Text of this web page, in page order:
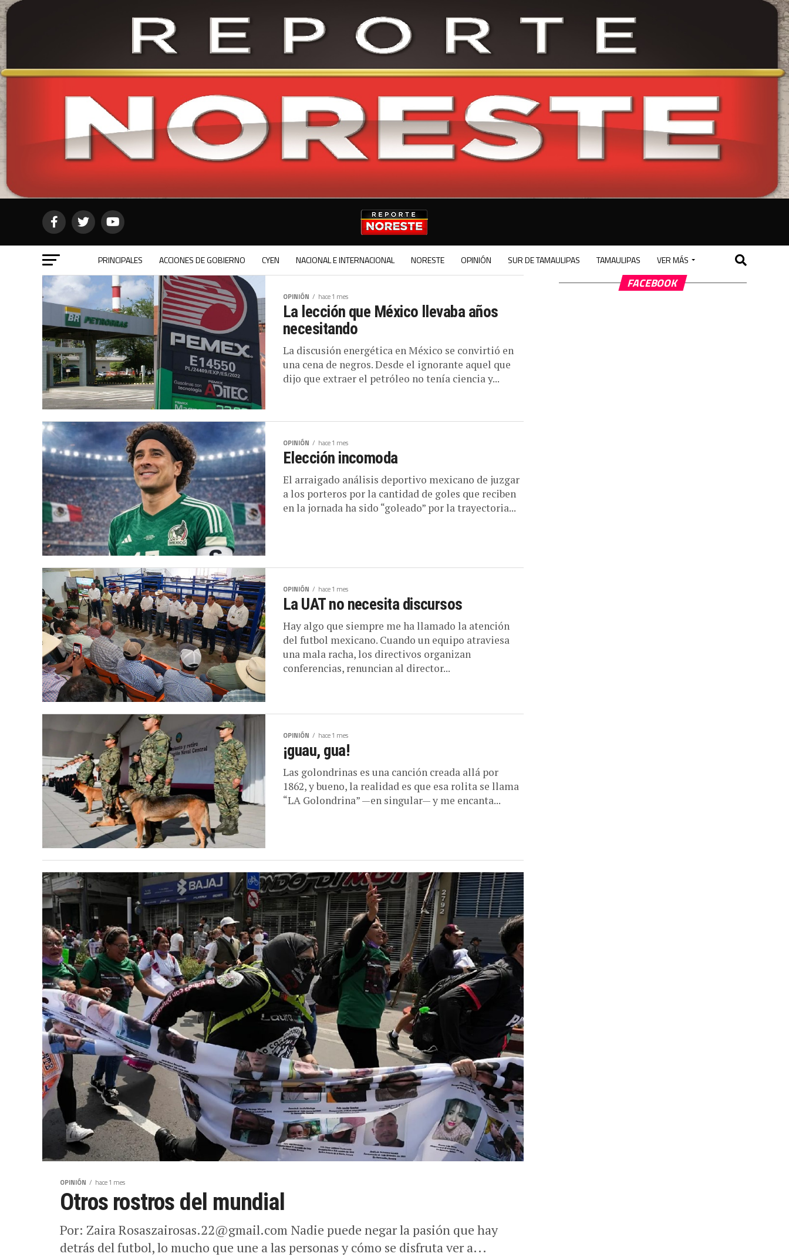
PRINCIPALES ACCIONES DE GOBIERNO CYEN NACIONAL E INTERNACIONAL NORESTE OPINIÓN SUR DE TAMAULIPAS TAMAULIPAS VER MÁS
OPINIÓN hace 1 mes
La lección que México llevaba años
necesitando
La discusión energética en México se convirtió en
una cena de negros. Desde el ignorante aquel que
dijo que extraer el petróleo no tenía ciencia y...
OPINIÓN hace 1 mes
Elección incomoda
El arraigado análisis deportivo mexicano de juzgar
a los porteros por la cantidad de goles que reciben
en la jornada ha sido “goleado” por la trayectoria...
OPINIÓN hace 1 mes
La UAT no necesita discursos
Hay algo que siempre me ha llamado la atención
del futbol mexicano. Cuando un equipo atraviesa
una mala racha, los directivos organizan
conferencias, renuncian al director...
OPINIÓN hace 1 mes
¡guau, gua!
Las golondrinas es una canción creada allá por
1862, y bueno, la realidad es que esa rolita se llama
“LA Golondrina” —en singular— y me encanta...
OPINIÓN hace 1 mes
Otros rostros del mundial
Por: Zaira Rosaszairosas.22@gmail.com Nadie puede negar la pasión que hay
detrás del futbol, lo mucho que une a las personas y cómo se disfruta ver a...
FACEBOOK